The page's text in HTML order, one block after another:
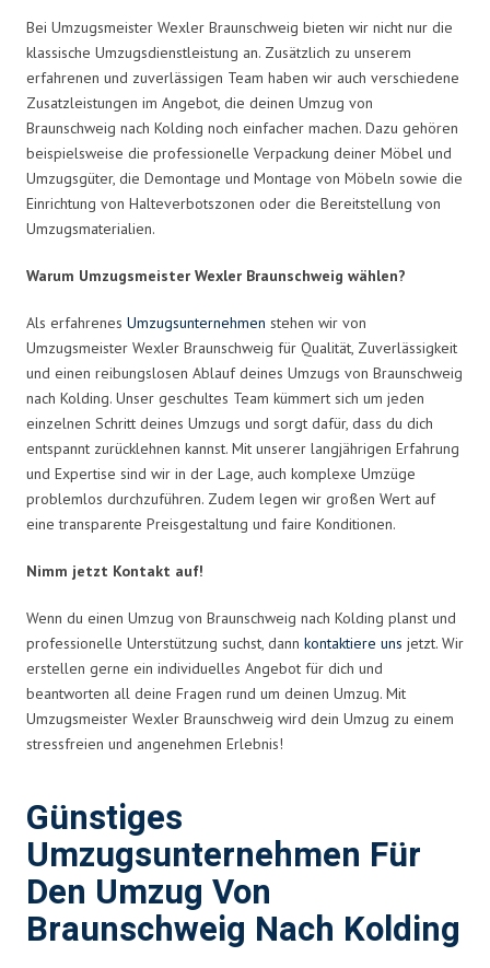
Bei Umzugsmeister Wexler Braunschweig bieten wir nicht nur die
klassische Umzugsdienstleistung an. Zusätzlich zu unserem
erfahrenen und zuverlässigen Team haben wir auch verschiedene
Zusatzleistungen im Angebot, die deinen Umzug von
Braunschweig nach Kolding noch einfacher machen. Dazu gehören
beispielsweise die professionelle Verpackung deiner Möbel und
Umzugsgüter, die Demontage und Montage von Möbeln sowie die
Einrichtung von Halteverbotszonen oder die Bereitstellung von
Umzugsmaterialien.
Warum Umzugsmeister Wexler Braunschweig wählen?
Als erfahrenes Umzugsunternehmen stehen wir von
Umzugsmeister Wexler Braunschweig für Qualität, Zuverlässigkeit
und einen reibungslosen Ablauf deines Umzugs von Braunschweig
nach Kolding. Unser geschultes Team kümmert sich um jeden
einzelnen Schritt deines Umzugs und sorgt dafür, dass du dich
entspannt zurücklehnen kannst. Mit unserer langjährigen Erfahrung
und Expertise sind wir in der Lage, auch komplexe Umzüge
problemlos durchzuführen. Zudem legen wir großen Wert auf
eine transparente Preisgestaltung und faire Konditionen.
Nimm jetzt Kontakt auf!
Wenn du einen Umzug von Braunschweig nach Kolding planst und
professionelle Unterstützung suchst, dann kontaktiere uns jetzt. Wir
erstellen gerne ein individuelles Angebot für dich und
beantworten all deine Fragen rund um deinen Umzug. Mit
Umzugsmeister Wexler Braunschweig wird dein Umzug zu einem
stressfreien und angenehmen Erlebnis!
Günstiges
Umzugsunternehmen Für
Den Umzug Von
Braunschweig Nach Kolding